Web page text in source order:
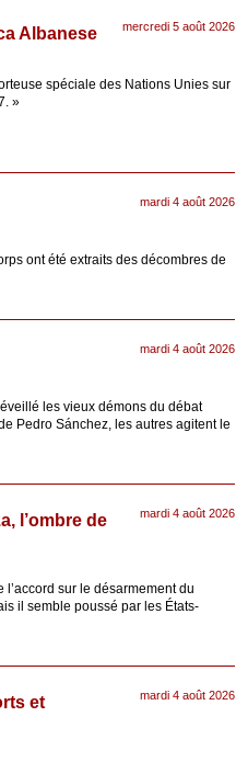
mercredi 5 août 2026
Albanese
spéciale des Nations Unies sur
»
mardi 4 août 2026
ont été extraits des décombres de
mardi 4 août 2026
les vieux démons du débat
Pedro Sánchez, les autres agitent le
mardi 4 août 2026
l’ombre de
sur le désarmement du
il semble poussé par les États-
mardi 4 août 2026
et